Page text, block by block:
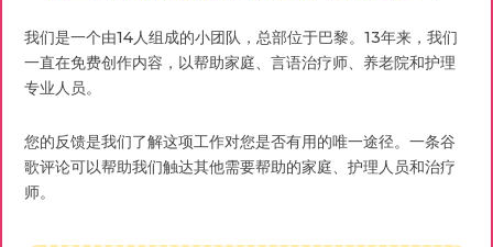
我们是一个由14人组成的小团队，总部位于巴黎。13年来，我们
一直在免费创作内容，以帮助家庭、言语治疗师、养老院和护理
专业人员。
您的反馈是我们了解这项工作对您是否有用的唯一途径。一条谷
歌评论可以帮助我们触达其他需要帮助的家庭、护理人员和治疗
师。